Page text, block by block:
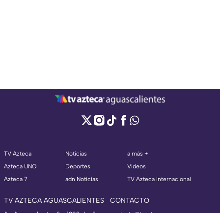
TV Azteca
Azteca UNO
Azteca 7
Noticias
Deportes
adn Noticias
a más +
Videos
TV Azteca Internacional
TV AZTECA AGUASCALIENTES CONTACTO